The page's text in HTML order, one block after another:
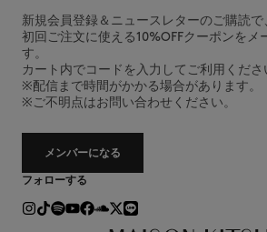
新規会員登録＆ニュースレターのご購読で
初回ご注文に使える10%OFFクーポンをメ
す。
カート内でコードを入力してご利用くださ
※配信まで時間がかかる場合があります。
※ご不明点はお問い合わせください。
メンバーになる
フォローする